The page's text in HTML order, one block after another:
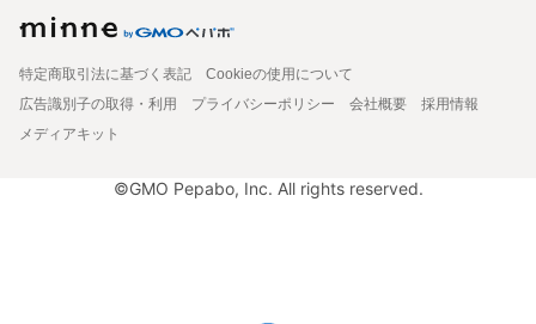
特定商取引法に基づく表記
Cookieの使用について
広告識別子の取得・利用
プライバシーポリシー 会社概要
採用情報
メディアキット
©GMO Pepabo, Inc. All rights reserved.